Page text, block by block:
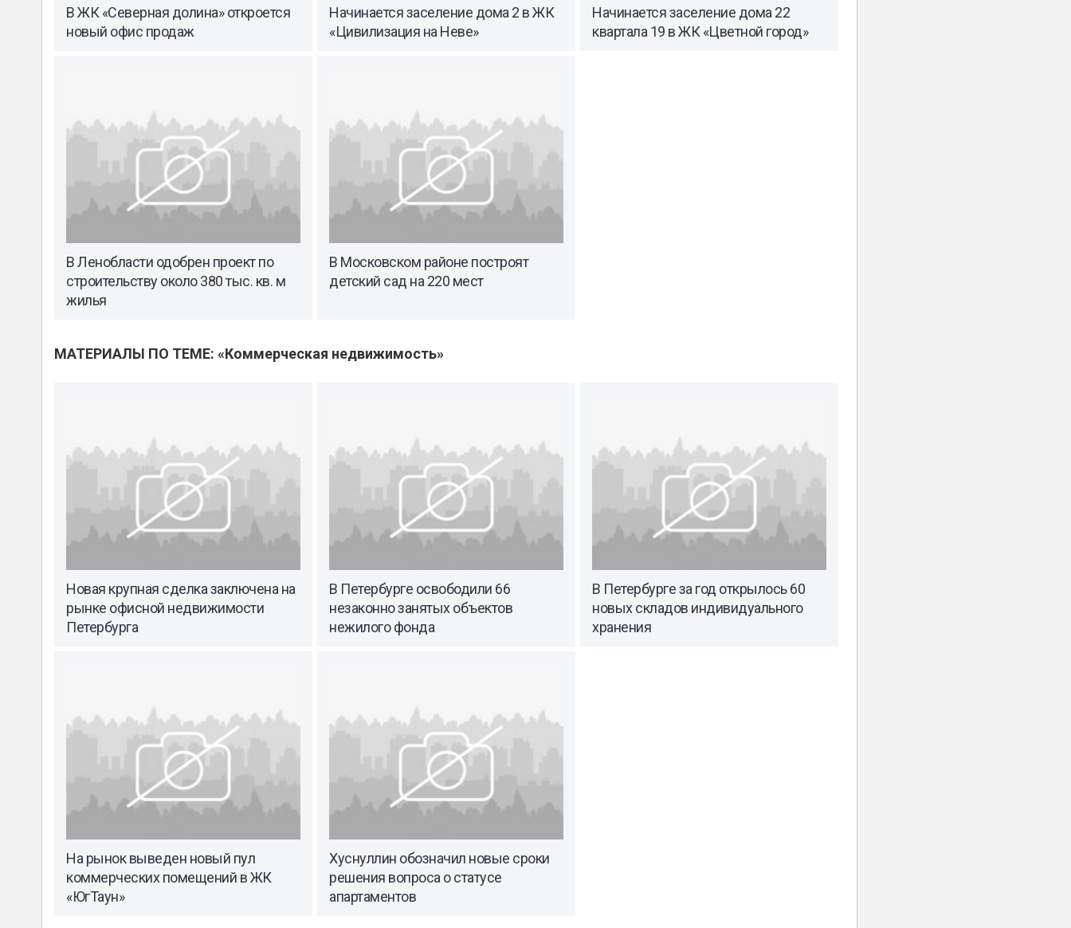
В ЖК «Северная долина» откроется
новый офис продаж
Начинается заселение дома 2 в ЖК
«Цивилизация на Неве»
Начинается заселение дома 22
квартала 19 в ЖК «Цветной город»
В Ленобласти одобрен проект по
строительству около 380 тыс. кв. м
жилья
В Московском районе построят
детский сад на 220 мест
МАТЕРИАЛЫ ПО ТЕМЕ: «Коммерческая недвижимость»
Новая крупная сделка заключена на
рынке офисной недвижимости
Петербурга
В Петербурге освободили 66
незаконно занятых объектов
нежилого фонда
В Петербурге за год открылось 60
новых складов индивидуального
хранения
На рынок выведен новый пул
коммерческих помещений в ЖК
«ЮгТаун»
Хуснуллин обозначил новые сроки
решения вопроса о статусе
апартаментов